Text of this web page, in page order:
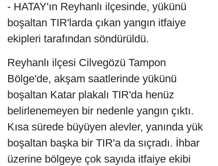
- HATAY'ın Reyhanlı ilçesinde, yükünü
boşaltan TIR'larda çıkan yangın itfaiye
ekipleri tarafından söndürüldü.
Reyhanlı ilçesi Cilvegözü Tampon
Bölge'de, akşam saatlerinde yükünü
boşaltan Katar plakalı TIR'da henüz
belirlenemeyen bir nedenle yangın çıktı.
Kısa sürede büyüyen alevler, yanında yük
boşaltan başka bir TIR'a da sıçradı. İhbar
üzerine bölgeye çok sayıda itfaiye ekibi